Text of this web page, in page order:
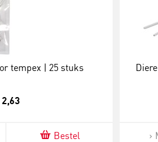
tempex | 25 stuks
Bestel